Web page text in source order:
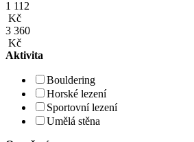
1 112
Kč
3 360
Kč
Aktivita
Bouldering
Horské lezení
Sportovní lezení
Umělá stěna